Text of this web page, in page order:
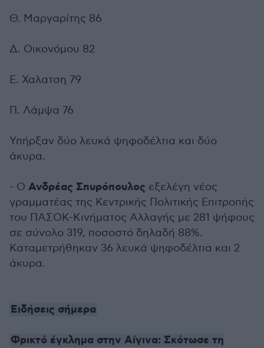
Θ. Μαργαρίτης 86
Δ. Οικονόμου 82
Ε. Χαλατση 79
Π. Λάμψα 76
Υπήρξαν δύο λευκά ψηφοδέλτια και δύο
άκυρα.
- Ο Ανδρέας Σπυρόπουλος εξελέγη νέος
γραμματέας της Κεντρικής Πολιτικής Επιτροπής
του ΠΑΣΟΚ-Κινήματος Αλλαγής με 281 ψήφους
σε σύνολο 319, ποσοστό δηλαδή 88%.
Καταμετρήθηκαν 36 λευκά ψηφοδέλτια και 2
άκυρα.
Ειδήσεις σήμερα
Φρικτό έγκλημα στην Αίγινα: Σκότωσε τη